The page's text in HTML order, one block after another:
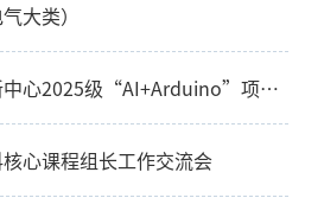
大类）
电工电子科技创新中心2025级“AI+Arduino”项目路演圆满举行
心课程组长工作交流会